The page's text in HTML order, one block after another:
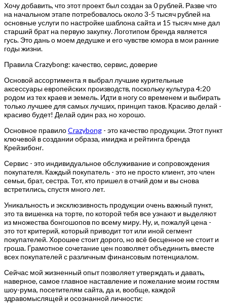
Хочу добавить, что этот проект был создан за 0 рублей. Разве что
на начальном этапе потребовалось около 3-5 тысяч рублей на
основные услуги по настройке шаблона сайта и 15 тысяч мне дал
старший брат на первую закупку. Логотипом бренда является
гусь. Это дань о моем дедушке и его чувстве юмора в мои ранние
годы жизни.
Правила Crazybong: качество, сервис, доверие
Основой ассортимента я выбрал лучшие курительные
аксессуары европейских производств, поскольку культура 4:20
родом из тех краев и земель. Идти в ногу со временем и выбирать
только лучшее для самых лучших, принцип таков. Красиво делай -
красиво будет! Делай один раз, но хорошо.
Основное правилоCrazybong - это качество продукции. Этот пункт
ключевой в создании образа, имиджа и рейтинга бренда
Крейзибонг.
Сервис - это индивидуальное обслуживание и сопровождения
покупателя. Каждый покупатель - это не просто клиент, это член
семьи, брат, сестра. Тот, кто пришел в отчий дом и вы снова
встретились, спустя много лет.
Уникальность и эксклюзивность продукции очень важный пункт,
это та вишенка на торте, по которой тебя все узнают и выделяют
из множества бонгошопов по всему миру. Ну, и, пожалуй цена -
это тот критерий, который приводит тот или иной сегмент
покупателей. Хорошее стоит дорого, но всё бесценное не стоит и
гроша. Грамотное сочетание цен позволяет объединить вместе
всех покупателей с различным финансовым потенциалом.
Сейчас мой жизненный опыт позволяет утверждать и давать,
наверное, самое главное наставление и пожелание моим гостям
шоу-рума, посетителям сайта, да и, вообще, каждой
здравомыслящей и осознанной личности: